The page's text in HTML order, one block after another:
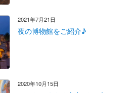
2021年7月21日
夜の博物館をご紹介♪
2020年10月15日